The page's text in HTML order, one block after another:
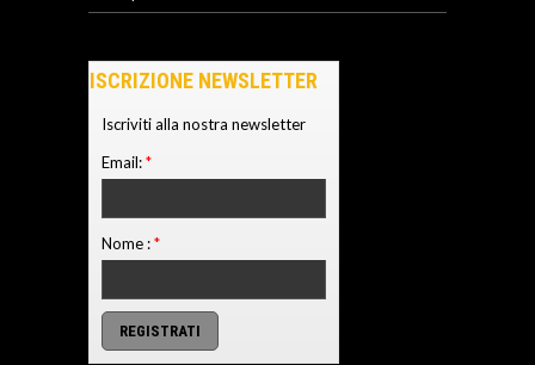
ISCRIZIONE NEWSLETTER
Iscriviti alla nostra newsletter
Email:*
Nome :*